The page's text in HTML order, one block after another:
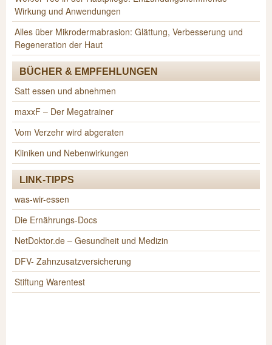
Wirkung und Anwendungen
Alles über Mikrodermabrasion: Glättung, Verbesserung und
Regeneration der Haut
BÜCHER & EMPFEHLUNGEN
Satt essen und abnehmen
maxxF – Der Megatrainer
Vom Verzehr wird abgeraten
Kliniken und Nebenwirkungen
LINK-TIPPS
was-wir-essen
Die Ernährungs-Docs
NetDoktor.de – Gesundheit und Medizin
DFV- Zahnzusatzversicherung
Stiftung Warentest